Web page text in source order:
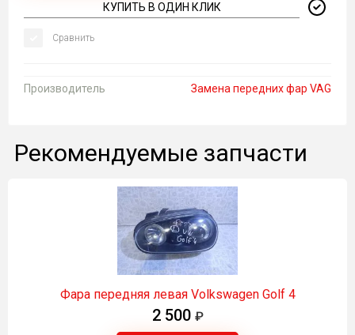
КУПИТЬ В ОДИН КЛИК
Сравнить
Производитель Замена передних фар VAG
Рекомендуемые запчасти
Фара передняя левая Volkswagen Golf 4
2 500